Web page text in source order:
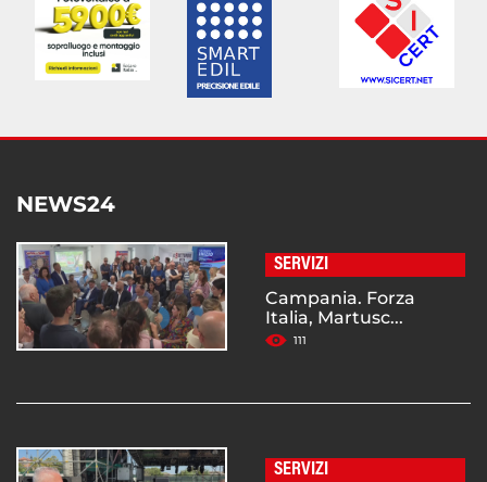
NEWS24
SERVIZI
Campania. Forza
Italia, Martusc...
111
SERVIZI